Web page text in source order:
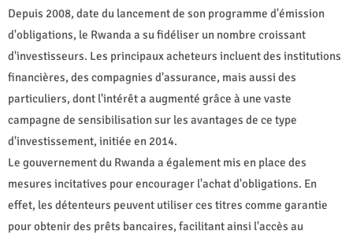
Depuis 2008, date du lancement de son programme d'émission
d'obligations, le Rwanda a su fidéliser un nombre croissant
d'investisseurs. Les principaux acheteurs incluent des institutions
financières, des compagnies d'assurance, mais aussi des
particuliers, dont l'intérêt a augmenté grâce à une vaste
campagne de sensibilisation sur les avantages de ce type
d'investissement, initiée en 2014.
Le gouvernement du Rwanda a également mis en place des
mesures incitatives pour encourager l'achat d'obligations. En
effet, les détenteurs peuvent utiliser ces titres comme garantie
pour obtenir des prêts bancaires, facilitant ainsi l'accès au